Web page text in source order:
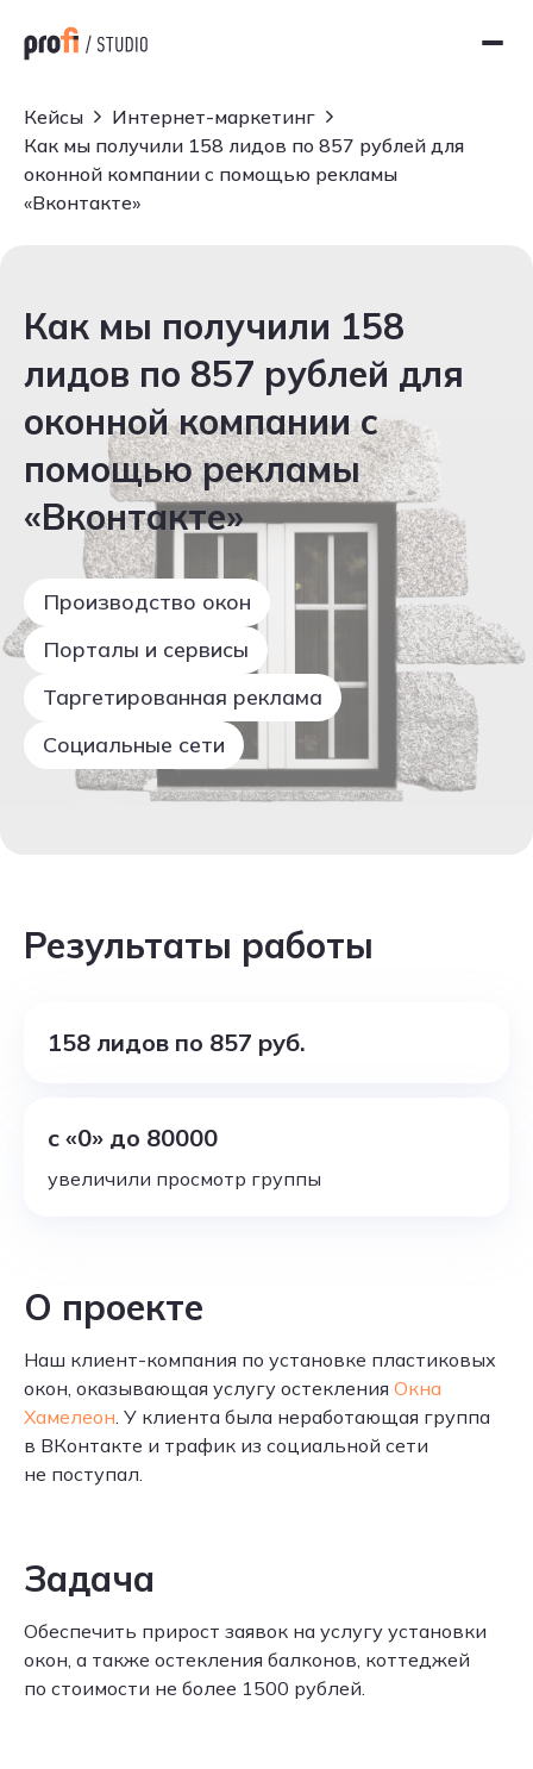
Кейсы
Интернет-маркетинг
Как мы получили 158 лидов по 857 рублей для
оконной компании с помощью рекламы
«Вконтакте»
Как мы получили 158
лидов по 857 рублей для
оконной компании с
помощью рекламы
«Вконтакте»
Производство окон
Порталы и сервисы
Таргетированная реклама
Социальные сети
Результаты работы
158 лидов по 857 руб.
с «0» до 80000
увеличили просмотр группы
О проекте
Наш клиент-компания по установке пластиковых
окон, оказывающая услугу остекления Окна
Хамелеон. У клиента была неработающая группа
в ВКонтакте и трафик из социальной сети
не поступал.
Задача
Обеспечить прирост заявок на услугу установки
окон, а также остекления балконов, коттеджей
по стоимости не более 1500 рублей.